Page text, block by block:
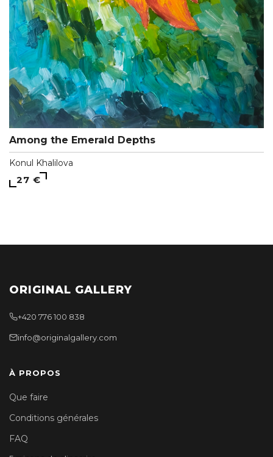
Among the Emerald Depths
Konul Khalilova
27 €
ORIGINAL GALLERY
+420 776 100 838
info@originalgallery.com
À PROPOS
Que faire
Conditions générales
FAQ